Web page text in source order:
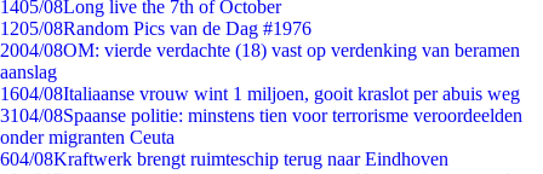
1405/08Long live the 7th of October
1205/08Random Pics van de Dag #1976
2004/08OM: vierde verdachte (18) vast op verdenking van beramen
aanslag
1604/08Italiaanse vrouw wint 1 miljoen, gooit kraslot per abuis weg
3104/08Spaanse politie: minstens tien voor terrorisme veroordeelden
onder migranten Ceuta
604/08Kraftwerk brengt ruimteschip terug naar Eindhoven